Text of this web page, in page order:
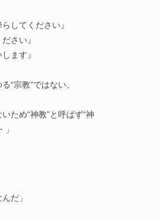
らしてください』
さい』
ます』
“宗教”ではない。
ため“神教”と呼ばず“神
だ」